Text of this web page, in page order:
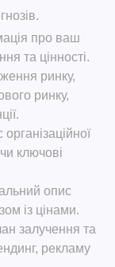
про ваш
та цінності.
ринку,
ринку,
ключові
опис
із цінами.
залучення та
рекламу